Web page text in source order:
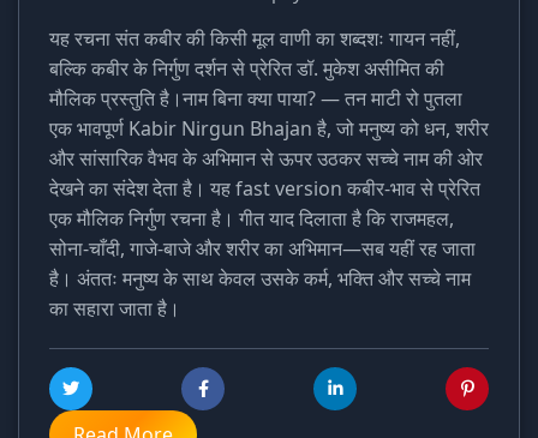
यह रचना संत कबीर की किसी मूल वाणी का शब्दशः गायन नहीं,
बल्कि कबीर के निर्गुण दर्शन से प्रेरित डॉ. मुकेश असीमित की
मौलिक प्रस्तुति है।नाम बिना क्या पाया? — तन माटी रो पुतला
एक भावपूर्ण Kabir Nirgun Bhajan है, जो मनुष्य को धन, शरीर
और सांसारिक वैभव के अभिमान से ऊपर उठकर सच्चे नाम की ओर
देखने का संदेश देता है। यह fast version कबीर-भाव से प्रेरित
एक मौलिक निर्गुण रचना है। गीत याद दिलाता है कि राजमहल,
सोना-चाँदी, गाजे-बाजे और शरीर का अभिमान—सब यहीं रह जाता
है। अंततः मनुष्य के साथ केवल उसके कर्म, भक्ति और सच्चे नाम
का सहारा जाता है।